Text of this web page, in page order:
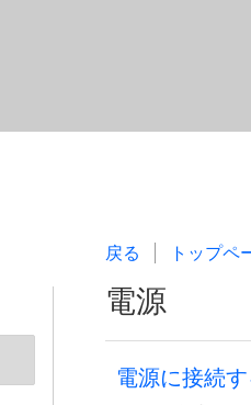
戻る トップペ
電源
電源に接続す